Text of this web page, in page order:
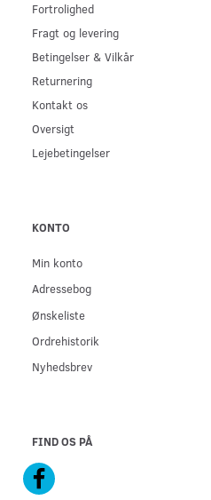
Fortrolighed
Fragt og levering
Betingelser & Vilkår
Returnering
Kontakt os
Oversigt
Lejebetingelser
KONTO
Min konto
Adressebog
Ønskeliste
Ordrehistorik
Nyhedsbrev
FIND OS PÅ